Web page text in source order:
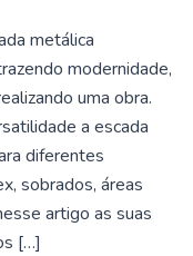
metálica
modernidade,
uma obra.
a escada
diferentes
sobrados, áreas
artigo as suas
[…]